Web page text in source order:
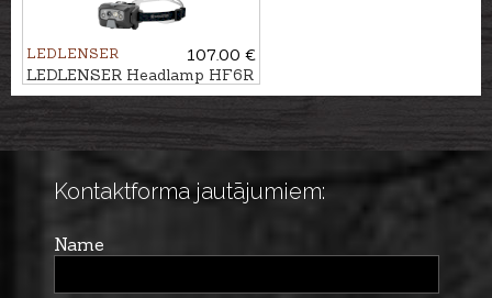
LEDLENSER
107.00 €
LEDLENSER Headlamp HF6R
CORE
Kontaktforma jautājumiem:
Name